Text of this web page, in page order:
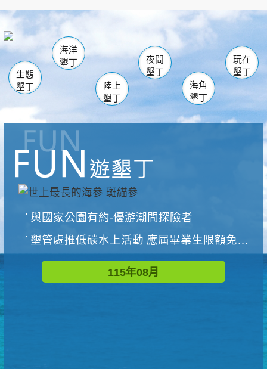
南仁湖
海生館
恆春 佳樂水
龍鑾潭自然中心 森林遊樂區
瓊麻館
關山 墾管處遊客中心
社頂公園 風吹沙
船帆石
白砂 龍磐公園
香蕉灣
砂島
鵝鑾鼻
生態
墾丁
海洋
墾丁
陸上
墾丁
夜間
墾丁
海角
墾丁
玩在
墾丁
與國家公園有約-優游潮間探險者
墾管處推低碳水上活動 應屆畢業生限額免費參加
115年08月